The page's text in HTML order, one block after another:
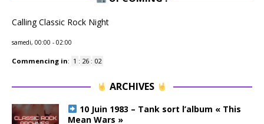
Calling Classic Rock Night
samedi, 00:00 - 02:00
Commencing in: 1 : 26 : 02
ARCHIVES
10 Juin 1983 – Tank sort l’album « This
Mean Wars »